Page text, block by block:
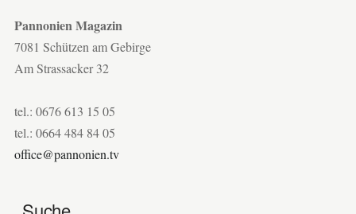
Pannonien Magazin
7081 Schützen am Gebirge
Am Strassacker 32
tel.: 0676 613 15 05
tel.: 0664 484 84 05
office@pannonien.tv